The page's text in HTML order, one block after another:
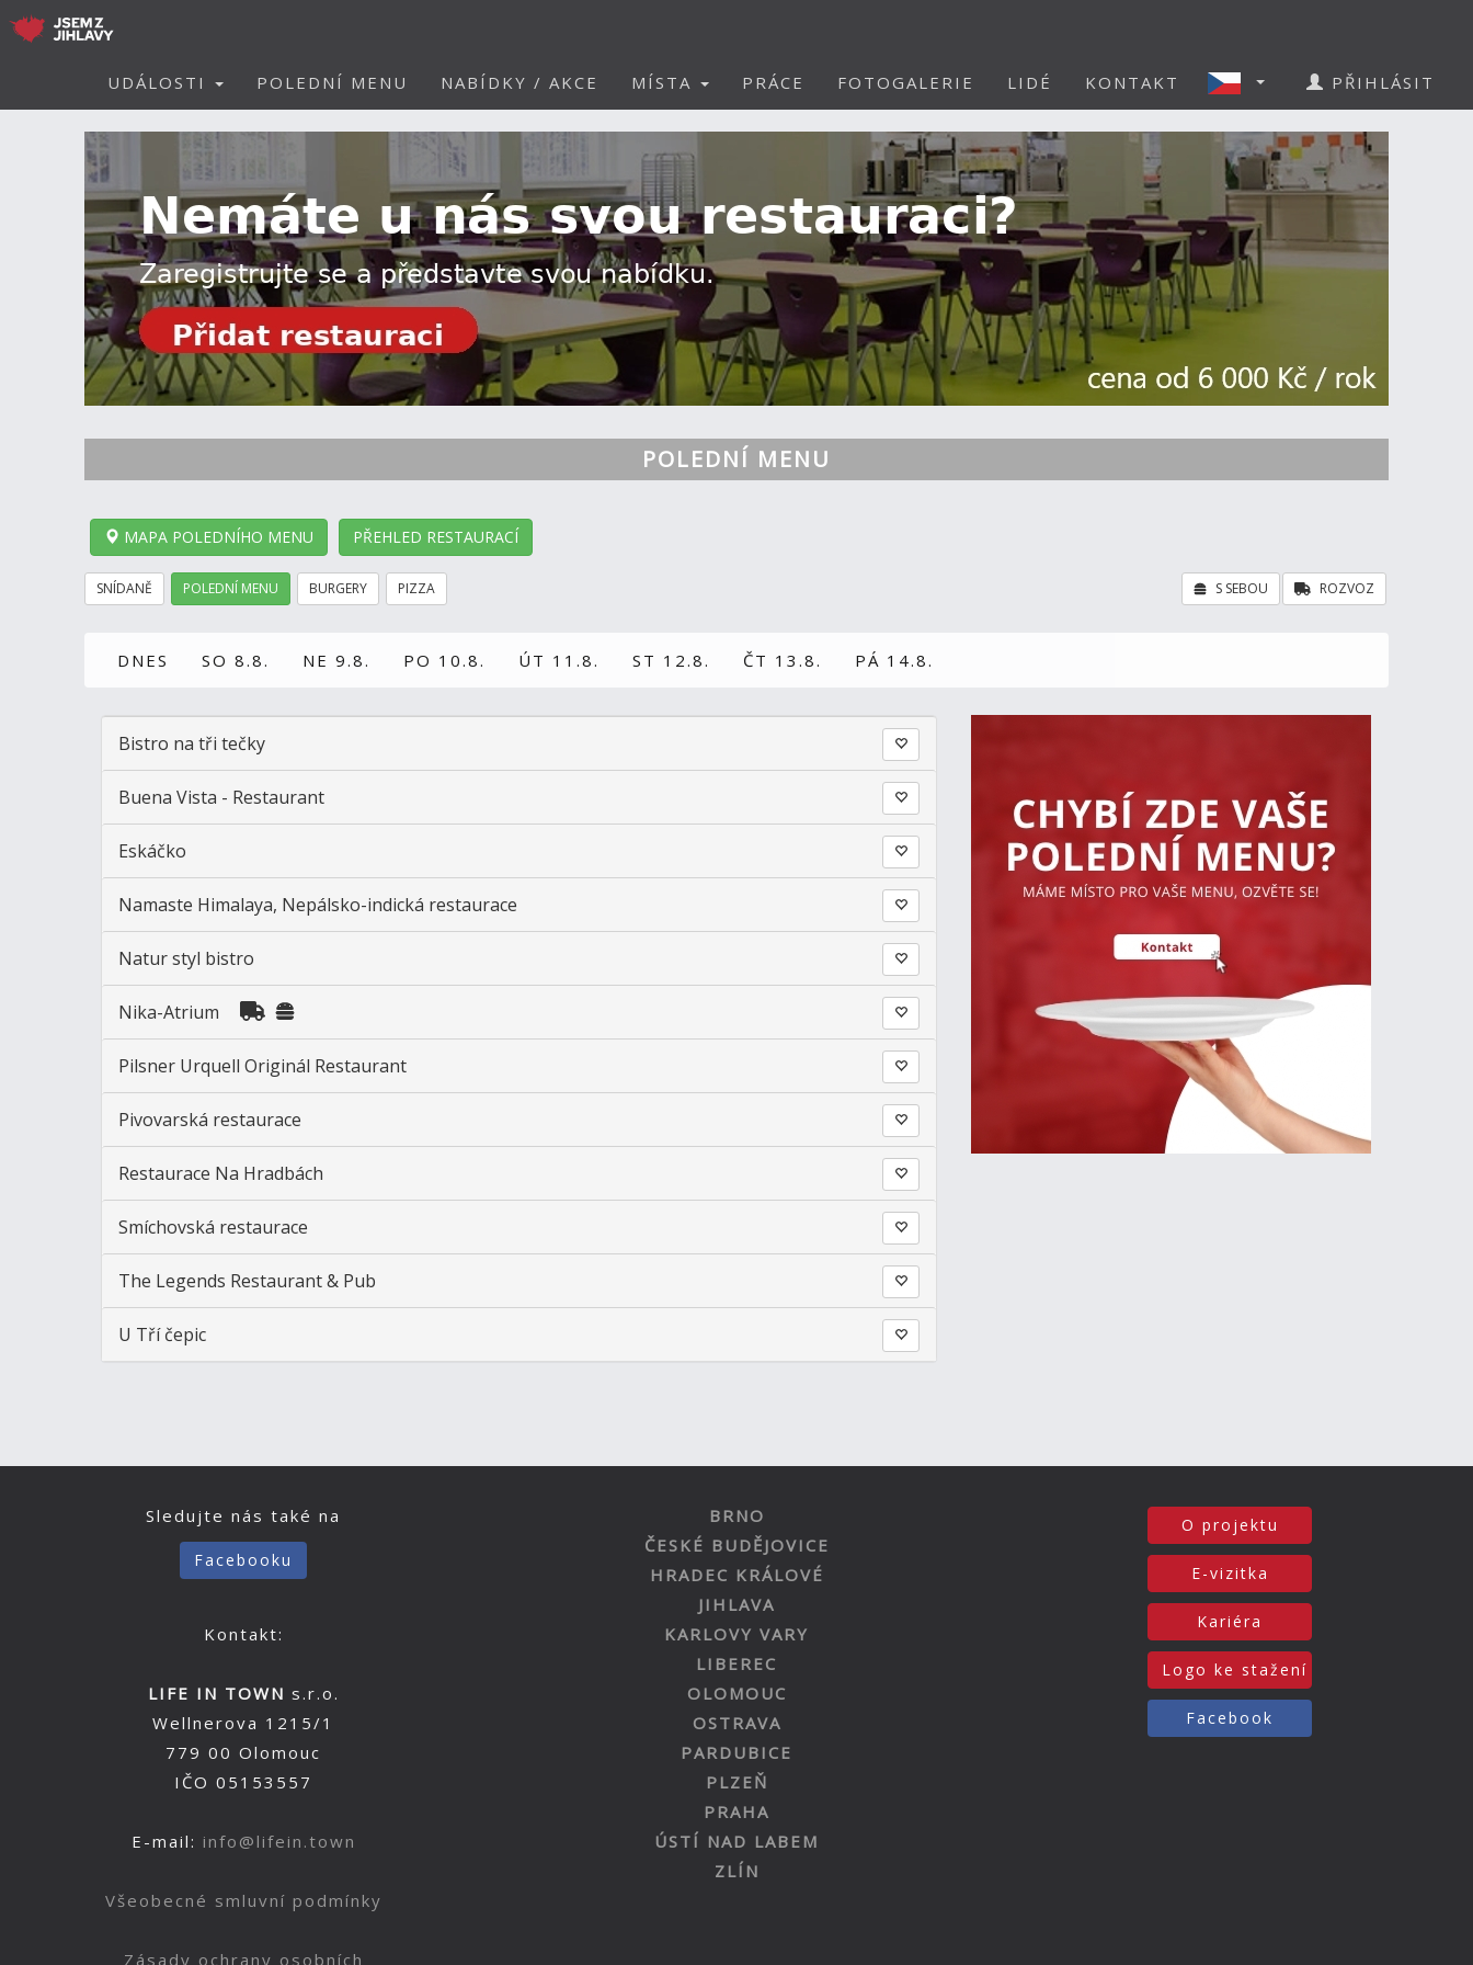
UDÁLOSTI POLEDNÍ MENU NABÍDKY / AKCE MÍSTA PRÁCE FOTOGALERIE LIDÉ KONTAKT PŘIHLÁSIT
POLEDNÍ MENU
MAPA POLEDNÍHO MENU PŘEHLED RESTAURACÍ
SNÍDANĚ POLEDNÍ MENU BURGERY PIZZA ROZVOZ
S SEBOU
DNES SO 8.8. NE 9.8. PO 10.8. ÚT 11.8. ST 12.8. ČT 13.8. PÁ 14.8.
Bistro na tři tečky
Buena Vista - Restaurant
Eskáčko
Namaste Himalaya, Nepálsko-indická restaurace
Natur styl bistro
Nika-Atrium
Pilsner Urquell Originál Restaurant
Pivovarská restaurace
Restaurace Na Hradbách
Smíchovská restaurace
The Legends Restaurant & Pub
U Tří čepic
Sledujte nás také na
Facebooku
Kontakt:
LIFE IN TOWN s.r.o.
Wellnerova 1215/1
779 00 Olomouc
IČO 05153557
E-mail: info@lifein.town
Všeobecné smluvní podmínky
Zásady ochrany osobních
BRNO
ČESKÉ BUDĚJOVICE
HRADEC KRÁLOVÉ
JIHLAVA
KARLOVY VARY
LIBEREC
OLOMOUC
OSTRAVA
PARDUBICE
PLZEŇ
PRAHA
ÚSTÍ NAD LABEM
ZLÍN
O projektu
E-vizitka
Kariéra
Logo ke stažení
Facebook